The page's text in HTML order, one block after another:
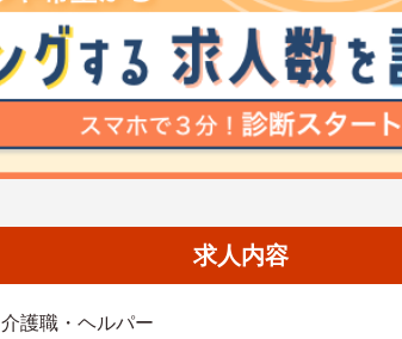
求人内容
介護職・ヘルパー